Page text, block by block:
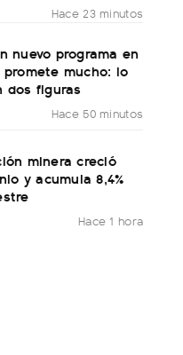
Hace 23 minutos
nuevo programa en
mucho: lo
dos figuras
Hace 50 minutos
minera creció
y acumula 8,4%
Hace 1 hora